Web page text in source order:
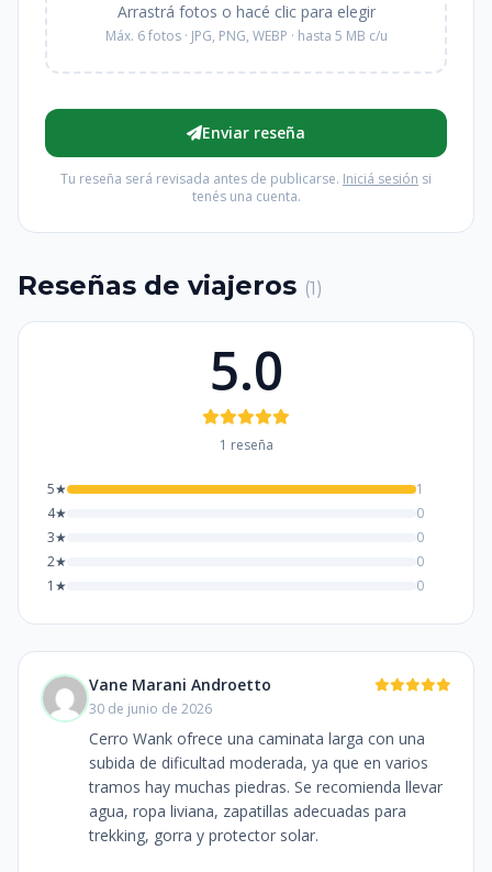
Arrastrá fotos o hacé clic para elegir
Máx. 6 fotos · JPG, PNG, WEBP · hasta 5 MB c/u
Enviar reseña
Tu reseña será revisada antes de publicarse. Iniciá sesión si
tenés una cuenta.
Reseñas de viajeros (1)
5.0
1 reseña
5★
1
4★
0
3★
0
2★
0
1★
0
Vane Marani Androetto
30 de junio de 2026
Cerro Wank ofrece una caminata larga con una
subida de dificultad moderada, ya que en varios
tramos hay muchas piedras. Se recomienda llevar
agua, ropa liviana, zapatillas adecuadas para
trekking, gorra y protector solar.